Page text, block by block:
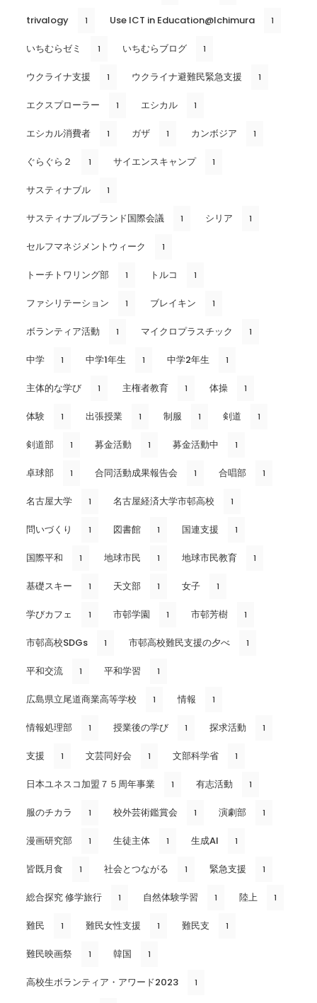
trivalogy 1 Use ICT in Education@Ichimura 1
いちむらゼミ 1 いちむらブログ 1
ウクライナ支援 1 ウクライナ避難民緊急支援 1
エクスプローラー 1 エシカル 1
エシカル消費者 1 ガザ 1 カンボジア 1
ぐらぐら２ 1 サイエンスキャンプ 1
サスティナブル 1
サスティナブルブランド国際会議 1 シリア 1
セルフマネジメントウィーク 1
トーチトワリング部 1 トルコ 1
ファシリテーション 1 ブレイキン 1
ボランティア活動 1 マイクロプラスチック 1
中学 1 中学1年生 1 中学2年生 1
主体的な学び 1 主権者教育 1 体操 1
体験 1 出張授業 1 制服 1 剣道 1
剣道部 1 募金活動 1 募金活動中 1
卓球部 1 合同活動成果報告会 1 合唱部 1
名古屋大学 1 名古屋経済大学市邨高校 1
問いづくり 1 図書館 1 国連支援 1
国際平和 1 地球市民 1 地球市民教育 1
基礎スキー 1 天文部 1 女子 1
学びカフェ 1 市邨学園 1 市邨芳樹 1
市邨高校SDGs 1 市邨高校難民支援の夕べ 1
平和交流 1 平和学習 1
広島県立尾道商業高等学校 1 情報 1
情報処理部 1 授業後の学び 1 探求活動 1
支援 1 文芸同好会 1 文部科学省 1
日本ユネスコ加盟７５周年事業 1 有志活動 1
服のチカラ 1 校外芸術鑑賞会 1 演劇部 1
漫画研究部 1 生徒主体 1 生成AI 1
皆既月食 1 社会とつながる 1 緊急支援 1
総合探究 修学旅行 1 自然体験学習 1 陸上 1
難民 1 難民女性支援 1 難民支 1
難民映画祭 1 韓国 1
高校生ボランティア・アワード2023 1